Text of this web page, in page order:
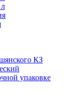
КЗ
упаковке